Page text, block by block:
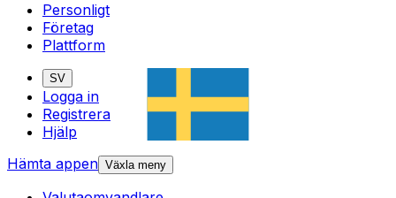
Personligt
Företag
Plattform
SV
Logga in
Registrera
Hjälp
Hämta appen Växla meny